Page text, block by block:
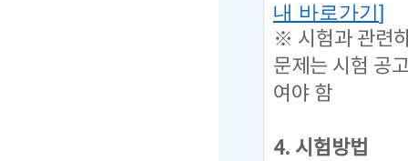
내 바로가기]
※ 시험과 관련
문제는 시험 공
여야 함
4. 시험방법